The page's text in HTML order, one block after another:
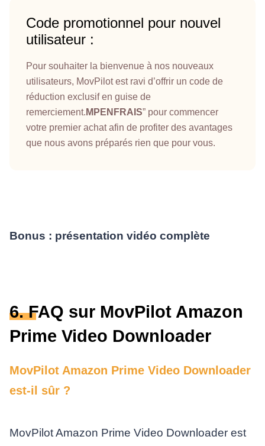
Code promotionnel pour nouvel
utilisateur :
Pour souhaiter la bienvenue à nos nouveaux
utilisateurs, MovPilot est ravi d’offrir un code de
réduction exclusif en guise de
remerciement. MPENFRAIS” pour commencer
votre premier achat afin de profiter des avantages
que nous avons préparés rien que pour vous.
Bonus : présentation vidéo complète
6. FAQ sur MovPilot Amazon
Prime Video Downloader
MovPilot Amazon Prime Video Downloader
est-il sûr ?
MovPilot Amazon Prime Video Downloader est